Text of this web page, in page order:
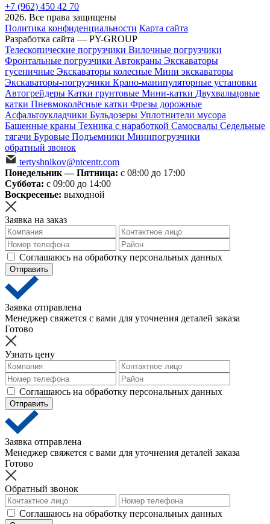
+7 (962) 450 42 70
2026. Все права защищены
Политика конфиденциальности Карта сайта
Разработка сайта — PY-GROUP
Телескопические погрузчики Вилочные погрузчики
Фронтальные погрузчики Автокраны Экскаваторы
гусеничные Экскаваторы колесные Мини экскаваторы
Экскаваторы-погрузчики Крано-манипуляторные установки
Автогрейдеры Катки грунтовые Мини-катки Двухвальцовые
катки Пневмоколёсные катки Фрезы дорожные
Асфальтоукладчики Бульдозеры Уплотнители мусора
Башенные краны Техника с наработкой Самосвалы Седельные
тягачи Буровые Подъемники Минипогрузчики
обратный звонок
tertyshnikov@ntcentr.com
Понедельник — Пятница: с 08:00 до 17:00
Суббота: с 09:00 до 14:00
Воскресенье: выходной
Заявка на заказ
Соглашаюсь на обработку персональных данных
Отправить
Заявка отправлена
Менеджер свяжется с вами для уточнения деталей заказа
Готово
Узнать цену
Соглашаюсь на обработку персональных данных
Отправить
Заявка отправлена
Менеджер свяжется с вами для уточнения деталей заказа
Готово
Обратный звонок
Соглашаюсь на обработку персональных данных